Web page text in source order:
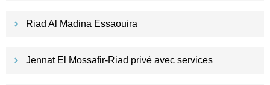
Riad Al Madina Essaouira
Jennat El Mossafir-Riad privé avec services